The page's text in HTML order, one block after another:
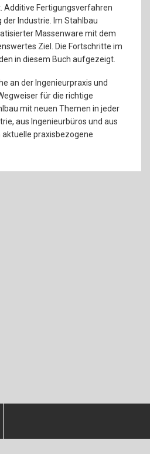
Additive Fertigungsverfahren
Industrie. Im Stahlbau
Massenware mit dem
Ziel. Die Fortschritte im
in diesem Buch aufgezeigt.
an der Ingenieurpraxis und
für die richtige
mit neuen Themen in jeder
aus Ingenieurbüros und aus
praxisbezogene